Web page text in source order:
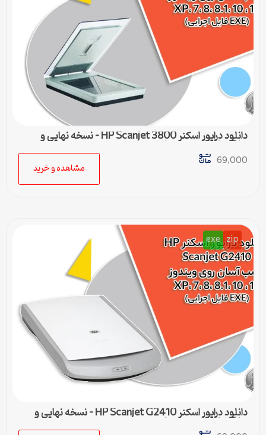
دانلود درایور اسکنر HP Scanjet 3800 – نسخه نهایی و
سازگار با تمام ویندوزها
69,000
مشاهده و خرید
zip
exe
دانلود درایور اسکنر HP Scanjet G2410 – نسخه نهایی و
سازگار با تمام ویندوزها